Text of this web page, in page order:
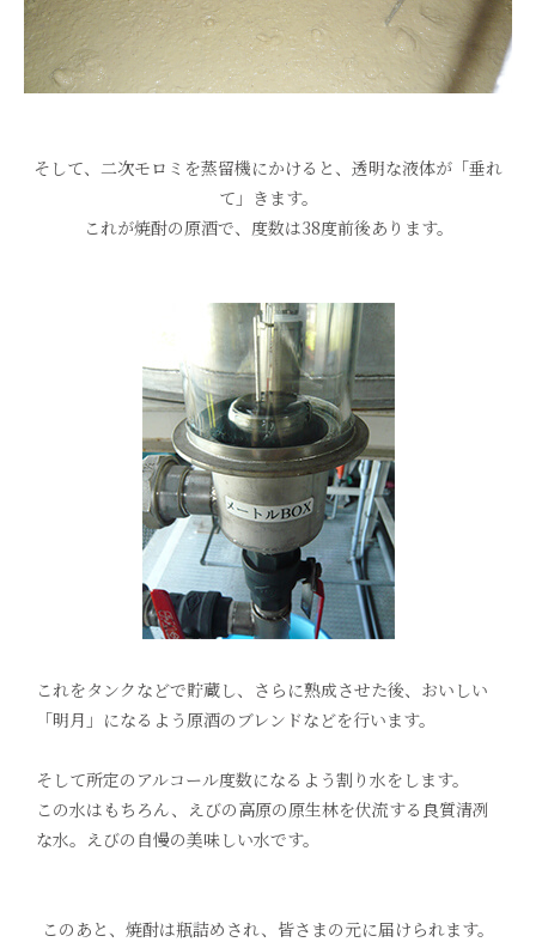
そして、二次モロミを蒸留機にかけると、透明な液体が「垂れ
て」きます。
これが焼酎の原酒で、度数は38度前後あります。
これをタンクなどで貯蔵し、さらに熟成させた後、 おいしい
「明月」になるよう原酒のブレンドなどを行います。
そして所定のアルコール度数になるよう割り水をします。
この水はもちろん、えびの高原の原生林を伏流する良質清冽
な水。 えびの自慢の美味しい水です。
このあと、焼酎は瓶詰めされ、皆さまの元に届けられます。